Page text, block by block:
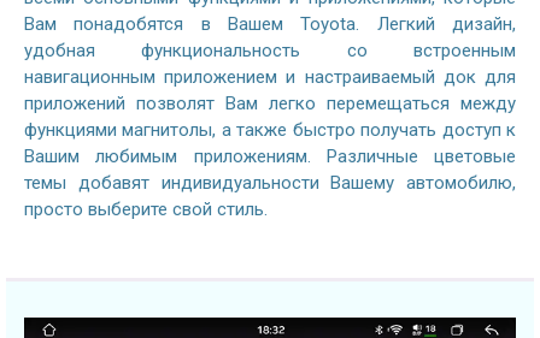
Вам понадобятся в Вашем Toyota. Легкий дизайн,
удобная функциональность со встроенным
навигационным приложением и настраиваемый док для
приложений позволят Вам легко перемещаться между
функциями магнитолы, а также быстро получать доступ к
Вашим любимым приложениям. Различные цветовые
темы добавят индивидуальности Вашему автомобилю,
просто выберите свой стиль.